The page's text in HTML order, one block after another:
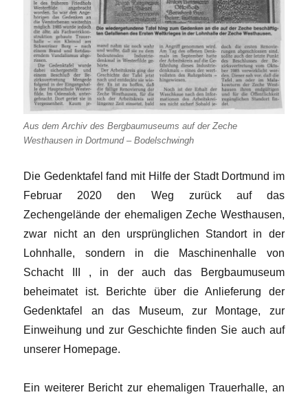
Aus dem Archiv des Bergbaumuseums auf der Zeche
Westhausen in Dortmund – Bodelschwingh
Die Gedenktafel fand mit Hilfe der Stadt Dortmund im
Februar 2020 den Weg zurück auf das
Zechengelände der ehemaligen Zeche Westhausen,
zwar nicht an den ursprünglichen Standort in der
Lohnhalle, sondern in die Maschinenhalle von
Schacht III , in der auch das Bergbaumuseum
beheimatet ist. Berichte über die Anlieferung der
Gedenktafel an das Museum, zur Montage, zur
Einweihung und zur Geschichte finden Sie auch auf
unserer Homepage.
Ein weiterer Bericht zur ehemaligen Trauerhalle, an